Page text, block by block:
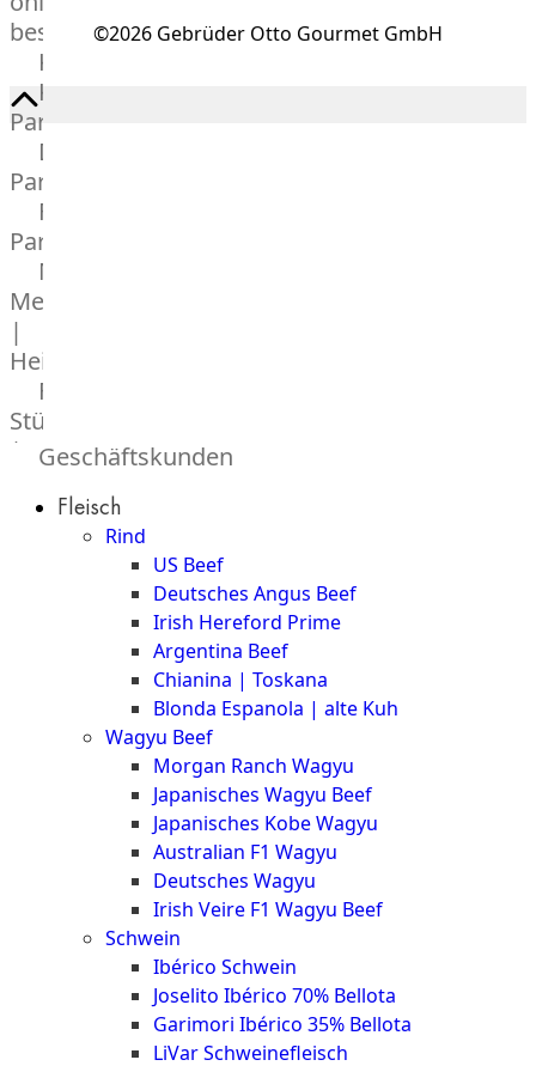
bestellen
Karriere
Kochschul-
Partner
Depot-
Partner
Frischetheken-
Partner
Männer
Metzger
|
Heinsberg
Feinkost
Stüttgen
|
The
Geschäftskunden
Fleisch
Rind
US Beef
Deutsches Angus Beef
Irish Hereford Prime
Argentina Beef
Chianina | Toskana
Blonda Espanola | alte Kuh
Wagyu Beef
Morgan Ranch Wagyu
Japanisches Wagyu Beef
Japanisches Kobe Wagyu
Australian F1 Wagyu
Deutsches Wagyu
Irish Veire F1 Wagyu Beef
Schwein
Ibérico Schwein
Joselito Ibérico 70% Bellota
Garimori Ibérico 35% Bellota
LiVar Schweinefleisch
©2026 Gebrüder Otto Gourmet GmbH